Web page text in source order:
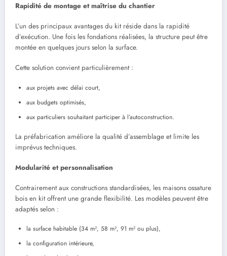
Rapidité de montage et maîtrise du chantier
L’un des principaux avantages du kit réside dans la rapidité
d’exécution. Une fois les fondations réalisées, la structure peut être
montée en quelques jours selon la surface.
Cette solution convient particulièrement :
aux projets avec délai court,
aux budgets optimisés,
aux particuliers souhaitant participer à l’autoconstruction.
La préfabrication améliore la qualité d’assemblage et limite les
imprévus techniques.
Modularité et personnalisation
Contrairement aux constructions standardisées, les maisons ossature
bois en kit offrent une grande flexibilité. Les modèles peuvent être
adaptés selon :
la surface habitable (34 m², 58 m², 91 m² ou plus),
la configuration intérieure,